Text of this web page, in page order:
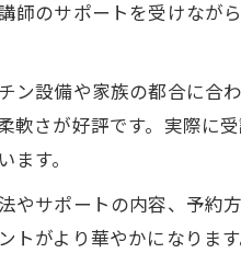
のサポートを受けな
設備や家族の都合に
さが好評です。実際
す。
サポートの内容、予
がより華やかになります